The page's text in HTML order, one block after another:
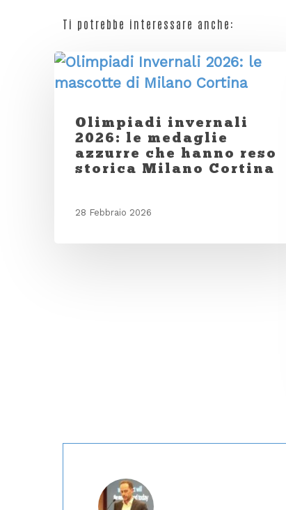
Ti potrebbe interessare anche:
Olimpiadi invernali
2026: le medaglie
azzurre che hanno reso
storica Milano Cortina
28 Febbraio 2026